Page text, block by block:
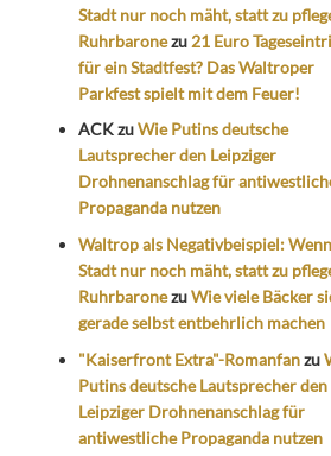
Stadt nur noch mäht, statt zu
Ruhrbaronezu 21 Euro
für ein Stadtfest? Das Waltroper
Parkfest spielt mit dem Feuer!
ACKzuWie Putins deutsche
Lautsprecher den Leipziger
Drohnenanschlag für
Propaganda nutzen
Waltrop als Negativbeispiel:
Stadt nur noch mäht, statt zu
RuhrbaronezuWie viele Bäcker
gerade selbst entbehrlich machen
"Kaiserfront Extra"-Romanfanzu
Putins deutsche Lautsprecher den
Leipziger Drohnenanschlag für
antiwestliche Propaganda nutzen